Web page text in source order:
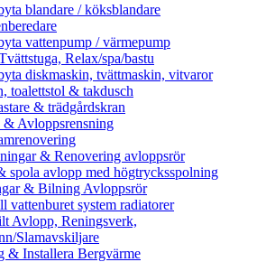
blandare / köksblandare
vattenpump / värmepump
Relax/spa/bastu
diskmaskin, tvättmaskin, vitvaror
toalettstol & takdusch
& trädgårdskran
Avloppsrensning
& Renovering avloppsrör
spola avlopp med högtrycksspolning
& Bilning Avloppsrör
vattenburet system radiatorer
Avlopp, Reningsverk,
Slamavskiljare
& Installera Bergvärme